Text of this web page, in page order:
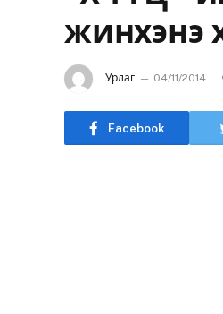
жинхэнэ
Урлаг 04/11/2014
Facebook